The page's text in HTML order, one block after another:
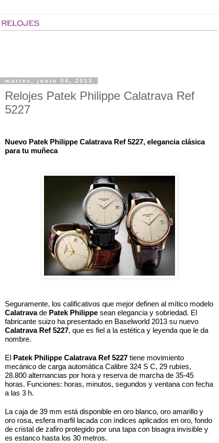
martes, junio 04, 2013
Relojes Patek Philippe Calatrava Ref
5227
Nuevo Patek Philippe Calatrava Ref 5227, elegancia clásica
para tu muñeca
Calatrava de Patek Philippe sean elegancia y sobriedad. El
Calatrava Ref 5227, que es fiel a la estética y leyenda que le da
nombre.
El Patek Philippe Calatrava Ref 5227 tiene movimiento
mecánico de carga automática Calibre 324 S C, 29 rubíes,
28.800 alternancias por hora y reserva de marcha de 35-45
horas. Funciones: horas, minutos, segundos y ventana con fecha
a las 3 h.
La caja de 39 mm está disponible en oro blanco, oro amarillo y
oro rosa, esfera marfil lacada con índices aplicados en oro, fondo
de cristal de zafiro protegido por una tapa con bisagra invisible y
es estanco hasta los 30 metros.